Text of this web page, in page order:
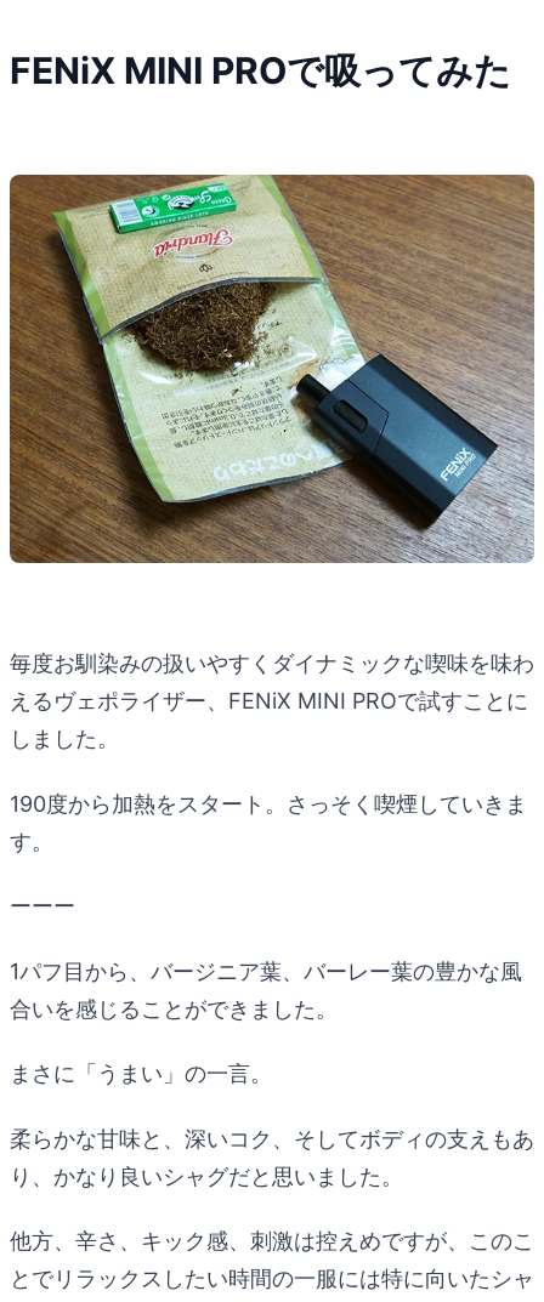
FENiX MINI PROで吸ってみた
毎度お馴染みの扱いやすくダイナミックな喫味を味わ
えるヴェポライザー、FENiX MINI PROで試すことに
しました。
190度から加熱をスタート。さっそく喫煙していきま
す。
ーーー
1パフ目から、バージニア葉、バーレー葉の豊かな風
合いを感じることができました。
まさに「うまい」の一言。
柔らかな甘味と、深いコク、そしてボディの支えもあ
り、かなり良いシャグだと思いました。
他方、辛さ、キック感、刺激は控えめですが、このこ
とでリラックスしたい時間の一服には特に向いたシャ